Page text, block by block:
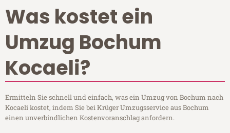
Was kostet ein
Umzug Bochum
Kocaeli?
Ermitteln Sie schnell und einfach, was ein Umzug von Bochum nach
Kocaeli kostet, indem Sie bei Krüger Umzugsservice aus Bochum
einen unverbindlichen Kostenvoranschlag anfordern.